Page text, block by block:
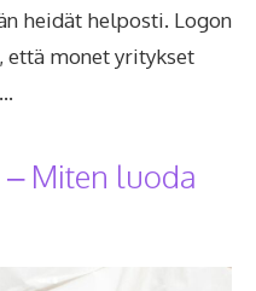
heidät helposti. Logon
että monet yritykset
Miten luoda